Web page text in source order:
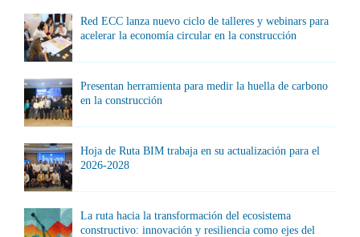
Red ECC lanza nuevo ciclo de talleres y webinars para
acelerar la economía circular en la construcción
Presentan herramienta para medir la huella de carbono
en la construcción
Hoja de Ruta BIM trabaja en su actualización para el
2026-2028
La ruta hacia la transformación del ecosistema
constructivo: innovación y resiliencia como ejes del